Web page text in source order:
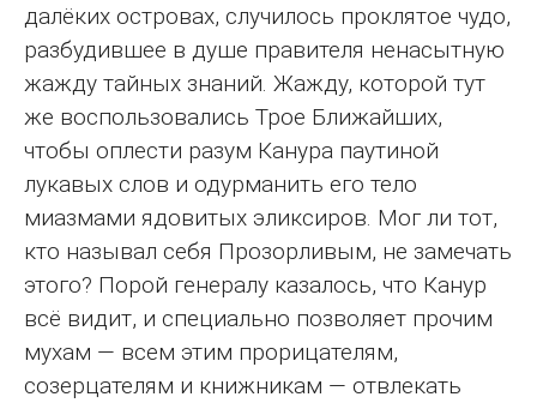
далёких островах, случилось проклятое чудо,
разбудившее в душе правителя ненасытную
жажду тайных знаний. Жажду, которой тут
же воспользовались Трое Ближайших,
чтобы оплести разум Канура паутиной
лукавых слов и одурманить его тело
миазмами ядовитых эликсиров. Мог ли тот,
кто называл себя Прозорливым, не замечать
этого? Порой генералу казалось, что Канур
всё видит, и специально позволяет прочим
мухам — всем этим прорицателям,
созерцателям и книжникам — отвлекать